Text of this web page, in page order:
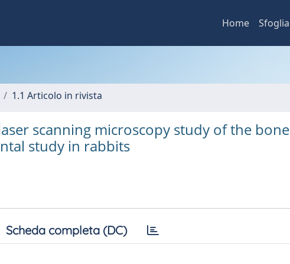
Home Sfoglia
1.1 Articolo in rivista
scanning microscopy study of the bone
study in rabbits
Scheda completa (DC)